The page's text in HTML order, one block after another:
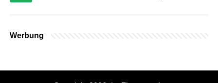
Werbung